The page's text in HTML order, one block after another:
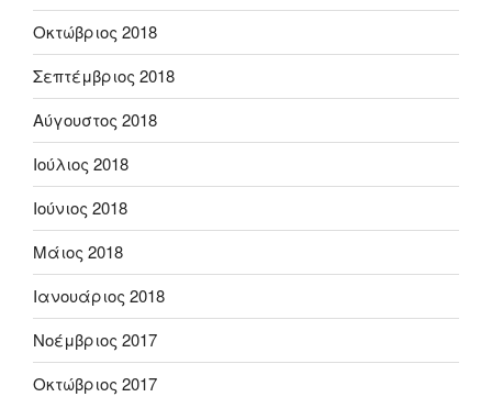
Οκτώβριος 2018
Σεπτέμβριος 2018
Αύγουστος 2018
Ιούλιος 2018
Ιούνιος 2018
Μάιος 2018
Ιανουάριος 2018
Νοέμβριος 2017
Οκτώβριος 2017